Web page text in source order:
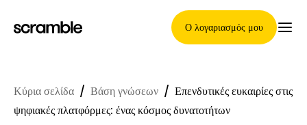
Ο λογαριασμός μου
Κύρια Σελίδα
Κύρια σελίδα / Βάση γνώσεων / Επενδυτικές ευκαιρίες στις
ψηφιακές πλατφόρμες: ένας κόσμος δυνατοτήτων